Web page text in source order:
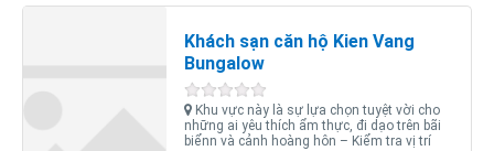
Khách sạn căn hộ Kien Vang
Bungalow
Khu vực này là sự lựa chọn tuyệt vời cho
những ai yêu thích ẩm thực, đi dạo trên bãi
biểnn và cảnh hoàng hôn – Kiểm tra vị trí